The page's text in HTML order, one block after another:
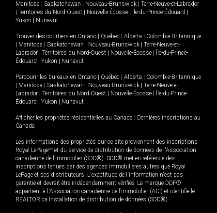
Manitoba
Saskatchewan Nouveau-Brunswick
Terre-Neuve-et-Labrador
Territoires du Nord-Ouest Nouvelle-Écosse Île-du-Prince-Édouard
Yukon
Nunavut.
Trouver des courtiers en Ontario Québec Alberta
Colombie-Britannique
Manitoba Saskatchewan Nouveau-Brunswick
Terre-Neuve-et-
Labrador
Territoires du Nord-Ouest Nouvelle-Écosse
Île-du-Prince-
Édouard
Yukon Nunavut
Parcourir les bureaux en Ontario Québec Alberta
Colombie-Britannique
Manitoba Saskatchewan Nouveau-Brunswick
Terre-Neuve-et-
Labrador
Territoires du Nord-Ouest Nouvelle-Écosse
Île-du-Prince-
Édouard
Yukon Nunavut
Afficher les propriétés résidentielles au Canada
Dernières inscriptions au
Canada
Les informations des propriétés sur ce site proviennent des inscriptions
Royal LePageMD et du service de distribution de données de l'Association
canadienne de l’immobilier (SDD®). SDD® met en référence des
inscriptions tenues par des agences immobilières autres que Royal
LePage et ses distributeurs. L'exactitude de l'information n'est pas
garantie et devrait être indépendamment vérifiée. La marque DDF®
appartient à l'Association canadienne de l’immobilier (ACI) et identifie le
REALTOR.ca Installation de distribution de données (SDD®).